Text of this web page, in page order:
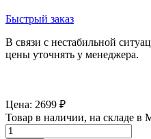
Быстрый заказ
В связи с нестабильной
цены уточнять у менеджера.
Цена: 2699 ₽
Товар в наличии, на складе в